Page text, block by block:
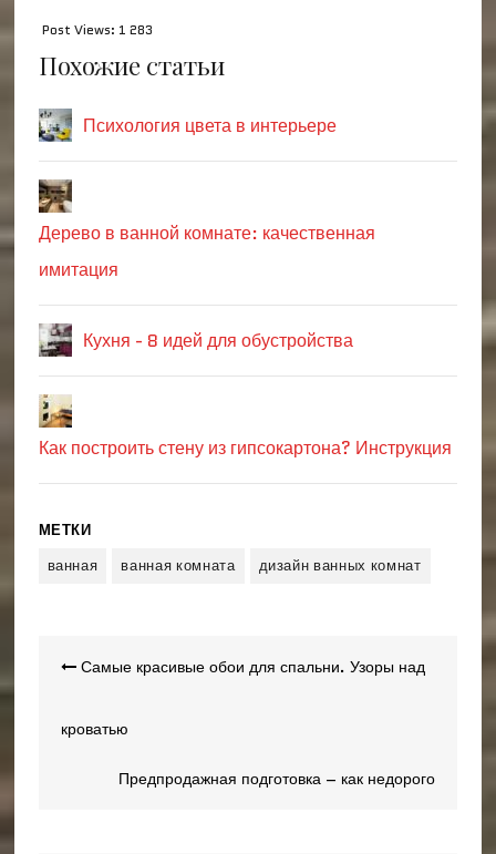
Post Views: 1 283
Похожие статьи
Психология цвета в интерьере
Дерево в ванной комнате: качественная
имитация
Кухня - 8 идей для обустройства
Как построить стену из гипсокартона? Инструкция
МЕТКИ
ванная
ванная комната дизайн ванных комнат
Навигация
записям
Самые красивые обои для спальни. Узоры над
кроватью
Предпродажная подготовка – как недорого